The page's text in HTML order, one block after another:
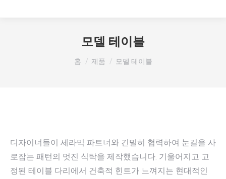
모델 테이블
여기 있습니다:
홈 제품 모델 테이블
디자이너들이 세라믹 파트너와 긴밀히 협력하여 눈길을 사
로잡는 패턴의 멋진 식탁을 제작했습니다. 기울어지고 고
정된 테이블 다리에서 건축적 힌트가 느껴지는 현대적인